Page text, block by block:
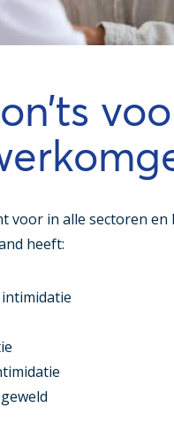
voor in alle sectoren en
heeft:
intimidatie